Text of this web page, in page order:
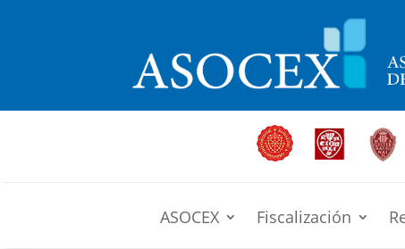
ASOCEX Fiscalización